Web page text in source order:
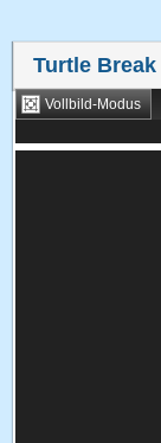
Turtle Break
Vollbild-Modus